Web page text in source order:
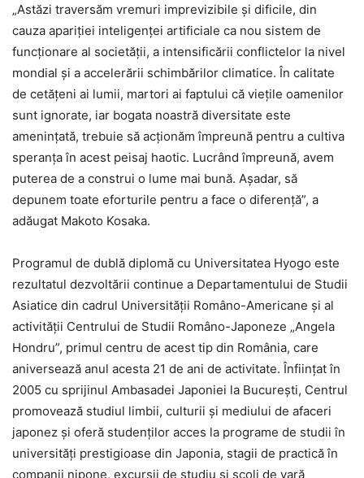
„Astăzi traversăm vremuri imprevizibile și dificile, din
cauza apariției inteligenței artificiale ca nou sistem de
funcționare al societății, a intensificării conflictelor la nivel
mondial și a accelerării schimbărilor climatice. În calitate
de cetățeni ai lumii, martori ai faptului că viețile oamenilor
sunt ignorate, iar bogata noastră diversitate este
amenințată, trebuie să acționăm împreună pentru a cultiva
speranța în acest peisaj haotic. Lucrând împreună, avem
puterea de a construi o lume mai bună. Așadar, să
depunem toate eforturile pentru a face o diferență”, a
adăugat Makoto Kosaka.
Programul de dublă diplomă cu Universitatea Hyogo este
rezultatul dezvoltării continue a Departamentului de Studii
Asiatice din cadrul Universității Româno-Americane și al
activității Centrului de Studii Româno-Japoneze „Angela
Hondru”, primul centru de acest tip din România, care
aniversează anul acesta 21 de ani de activitate. Înființat în
2005 cu sprijinul Ambasadei Japoniei la București, Centrul
promovează studiul limbii, culturii și mediului de afaceri
japonez și oferă studenților acces la programe de studii în
universități prestigioase din Japonia, stagii de practică în
companii nipone, excursii de studiu și școli de vară